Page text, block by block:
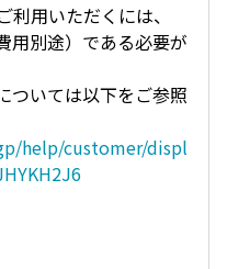
用いただくには、
用別途）である必要が
ついては以下をご参照
help/customer/displ